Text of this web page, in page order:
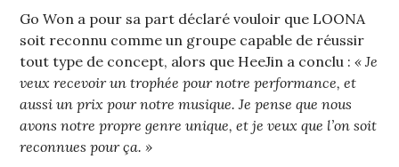
Go Won a pour sa part déclaré vouloir que LOONA
soit reconnu comme un groupe capable de réussir
tout type de concept, alors que HeeJin a conclu :« Je
veux recevoir un trophée pour notre performance, et
aussi un prix pour notre musique. Je pense que nous
avons notre propre genre unique, et je veux que l’on soit
reconnues pour ça. »